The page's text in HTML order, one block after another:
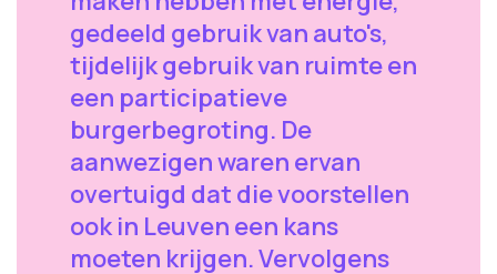
gedeeld gebruik van auto's,
tijdelijk gebruik van ruimte en
een participatieve
burgerbegroting. De
aanwezigen waren ervan
overtuigd dat die voorstellen
ook in Leuven een kans
moeten krijgen. Vervolgens